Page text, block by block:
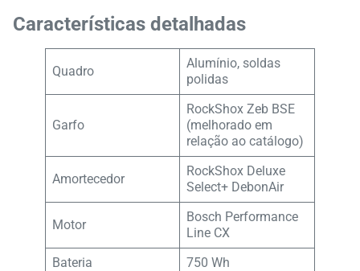
Características detalhadas
Quadro
Alumínio, soldas
polidas
Garfo
RockShox Zeb BSE
(melhorado em
relação ao catálogo)
Amortecedor
RockShox Deluxe
Select+ DebonAir
Motor
Bosch Performance
Line CX
Bateria
750 Wh